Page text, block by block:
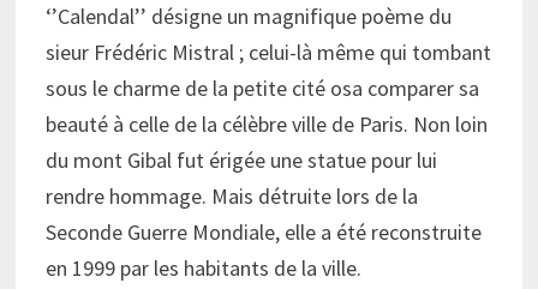
‘’Calendal’’ désigne un magnifique poème du
sieur Frédéric Mistral ; celui-là même qui tombant
sous le charme de la petite cité osa comparer sa
beauté à celle de la célèbre ville de Paris. Non loin
du mont Gibal fut érigée une statue pour lui
rendre hommage. Mais détruite lors de la
Seconde Guerre Mondiale, elle a été reconstruite
en 1999 par les habitants de la ville.